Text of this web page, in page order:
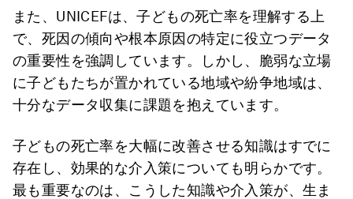
また、UNICEFは、子どもの死亡率を理解する上
で、死因の傾向や根本原因の特定に役立つデータ
の重要性を強調しています。しかし、脆弱な立場
に子どもたちが置かれている地域や紛争地域は、
十分なデータ収集に課題を抱えています。
子どもの死亡率を大幅に改善させる知識はすでに
存在し、効果的な介入策についても明らかです。
最も重要なのは、こうした知識や介入策が、生ま